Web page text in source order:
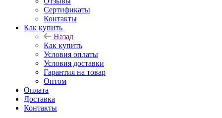
Сертификаты
Контакты
Как купить
Назад
Как купить
Условия оплаты
Условия доставки
Гарантия на товар
Оптом
Оплата
Доставка
Контакты